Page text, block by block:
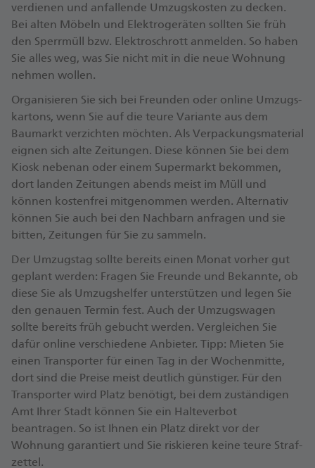
Körperliche Arbeit
Stressfrei mit keiner körperlichen Arbeit
Keine Absicherung bei Transportschäden
Bei Studenten-Umzügen oder der ersten eigenen
Wohnung sinnvoll, da meist nicht viel zu
transportieren ist
Gerade bei Umzügen in große Wohnungen oder
Häusern mit viel Mobiliar sinnvoll
Nur vertraute Personen kommen in die eigenen
Fremde Personen kommen in die eigenen vier
Wände
Die gesamte Einrichtung muss selbstständig ab- und
aufgebaut werden
Abbau und Aufbau kann von Umzugsfirmen
übernommen werden
verdienen und an­fallende Umzugs­kosten zu decken.
Bei alten Möbeln und Elektro­geräten sollten Sie früh
den Sperr­müll bzw. Elektro­schrott an­melden. So haben
Sie alles weg, was Sie nicht mit in die neue Wohnung
nehmen wollen.
Organisieren Sie sich bei Freunden oder online Umzugs­
kartons, wenn Sie auf die teure Variante aus dem
Baumarkt verzichten möchten. Als Ver­packungs­material
eignen sich alte Zeitungen. Diese können Sie bei dem
Kiosk nebenan oder einem Super­markt bekommen,
dort landen Zeitungen abends meist im Müll und
können kosten­frei mit­genommen werden. Alternativ
können Sie auch bei den Nachbarn anfragen und sie
bitten, Zeitungen für Sie zu sammeln.
Der Umzugs­tag sollte bereits einen Monat vorher gut
geplant werden: Fragen Sie Freunde und Bekannte, ob
diese Sie als Umzugs­helfer unter­stützen und legen Sie
den genauen Termin fest. Auch der Umzugs­wagen
sollte bereits früh gebucht werden. Vergleichen Sie
dafür online ver­schiedene Anbieter. Tipp: Mieten Sie
einen Trans­porter für einen Tag in der Wochen­mitte,
dort sind die Preise meist deutlich günstiger. Für den
Trans­porter wird Platz benötigt, bei dem zustän­digen
Amt Ihrer Stadt können Sie ein Halte­verbot
beantragen. So ist Ihnen ein Platz direkt vor der
Wohnung garantiert und Sie riskieren keine teure Straf­
zettel.